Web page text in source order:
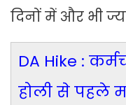
दिनों में और भी
DA Hike :
होली से पहले